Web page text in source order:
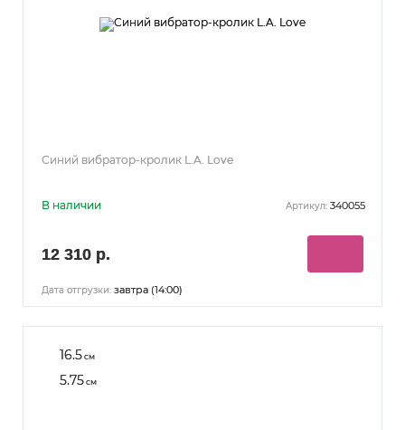
Синий вибратор-кролик L.A. Love
В наличии Артикул: 340055
12 310 р.
Дата отгрузки: завтра (14:00)
16.5см
5.75см